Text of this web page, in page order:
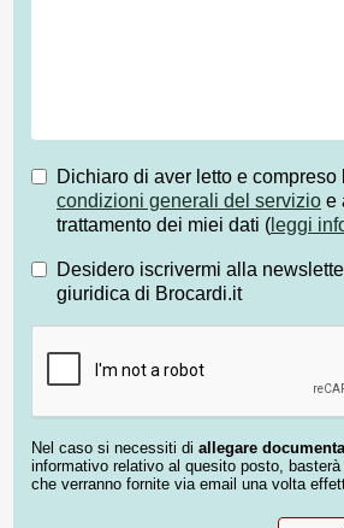
Dichiaro di aver letto e compreso
condizioni generali del servizio e
trattamento dei miei dati ( leggi
Desidero iscrivermi alla
giuridica di Brocardi.it
Nel caso si necessiti di allegare
informativo relativo al quesito posto,
che verranno fornite via email una volta